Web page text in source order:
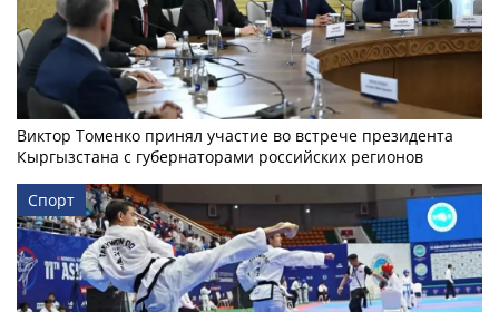
Виктор Томенко принял участие во встрече президента
Кыргызстана с губернаторами российских регионов
Спорт